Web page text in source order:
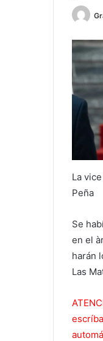
La
Peña
Se
en el
harán
Las